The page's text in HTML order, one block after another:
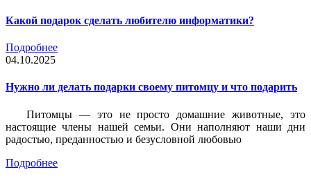
Какой подарок сделать любителю информатики?
Подробнее
04.10.2025
Нужно ли делать подарки своему питомцу и что подарить
Питомцы — это не просто домашние животные, это
настоящие члены нашей семьи. Они наполняют наши дни
радостью, преданностью и безусловной любовью
Подробнее